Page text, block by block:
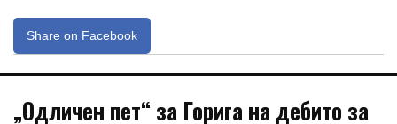
Share on Facebook
„Одличен пет“ за Горига на дебито за